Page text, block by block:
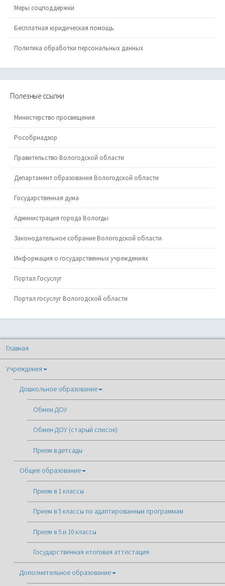
Меры соцподдержки
Бесплатная юридическая помощь
Политика обработки персональных данных
Полезные ссылки
Министерство просвещения
Рособрнадзор
Правительство Вологодской области
Департамент образования Вологодской области
Государственная дума
Администрация города Вологды
Законодательное собрание Вологодской области
Информация о государственных учреждениях
Портал Госуслуг
Портал госуслуг Вологодской области
Главная
Учреждения
Дошкольное образование
Обмен ДОУ
Обмен ДОУ (старый список)
Прием в детсады
Общее образование
Прием в 1 классы
Прием в 5 классы по адаптированным программам
Прием в 5 и 10 классы
Государственная итоговая аттестация
Дополнительное образование